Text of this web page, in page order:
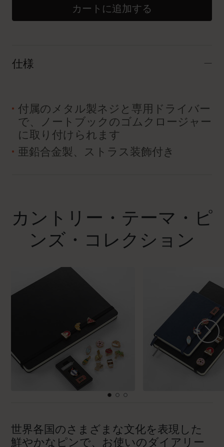
カートに追加する
仕様
付属のメタル製ネジと専用ドライバー
で、ノートブックのゴムクロージャー
に取り付けられます
亜鉛合金製、ストラス装飾付き
カントリー・テーマ・ピ
ンズ・コレクション
世界各国のさまざまな文化を表現した
鮮やかなピンで、お使いのダイアリー